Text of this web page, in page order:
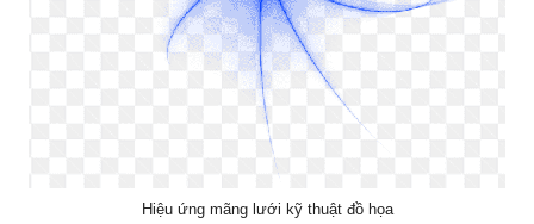
Hiệu ứng mãng lưới kỹ thuật đồ họa